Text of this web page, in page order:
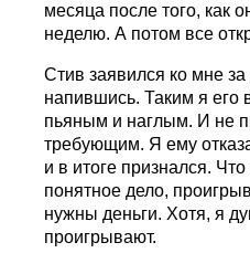
месяца после того, как
неделю. А потом все
Стив заявился ко мне
напившись. Таким я его
пьяным и наглым. И не
требующим. Я ему
и в итоге признался.
понятное дело,
нужны деньги. Хотя, я
проигрывают.